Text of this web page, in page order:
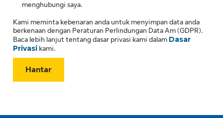
menghubungi saya.
Kami meminta kebenaran anda untuk menyimpan data anda
berkenaan dengan Peraturan Perlindungan Data Am (GDPR).
Baca lebih lanjut tentang dasar privasi kami dalam Dasar
Privasi kami.
Hantar